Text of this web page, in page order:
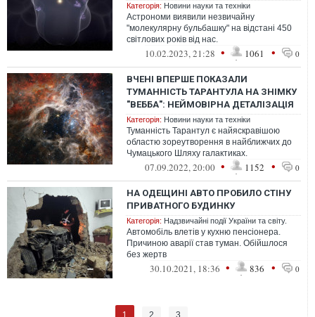
Категорія: Новини науки та техніки
Астрономи виявили незвичайну
"молекулярну бульбашку" на відстані 450
світлових років від нас.
10.02.2023, 21:28 • 1061 • 0
ВЧЕНІ ВПЕРШЕ ПОКАЗАЛИ
ТУМАННІСТЬ ТАРАНТУЛА НА ЗНІМКУ
"ВЕББА": НЕЙМОВІРНА ДЕТАЛІЗАЦІЯ
Категорія: Новини науки та техніки
Туманність Тарантул є найяскравішою
областю зореутворення в найближчих до
Чумацького Шляху галактиках.
07.09.2022, 20:00 • 1152 • 0
НА ОДЕЩИНІ АВТО ПРОБИЛО СТІНУ
ПРИВАТНОГО БУДИНКУ
Категорія: Надзвичайні події України та світу.
Автомобіль влетів у кухню пенсіонера.
Причиною аварії став туман. Обійшлося
без жертв
30.10.2021, 18:36 • 836 • 0
1 2 3